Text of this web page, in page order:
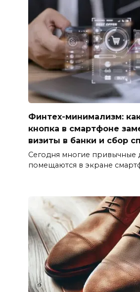
Финтех-минимализм:
кнопка в смартфоне
визиты в банки и сбор
Сегодня многие привычные
помещаются в экране